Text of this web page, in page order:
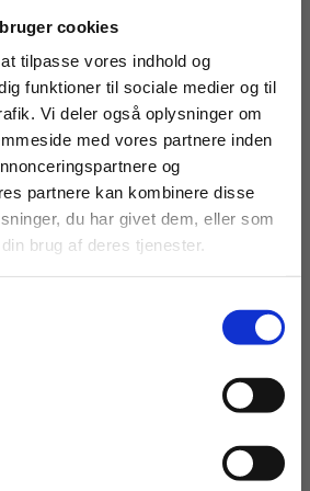
cookies
tilpasse vores indhold og
funktioner til sociale medier og til
Vi deler også oplysninger om
med vores partnere inden
og
partnere kan kombinere disse
du har givet dem, eller som
brug af deres tjenester.
Se alle
og find masterclasses mm.
Fortsæt som:
og
får
For institutioner og
virksomheder. Du
får vist priser ekskl.